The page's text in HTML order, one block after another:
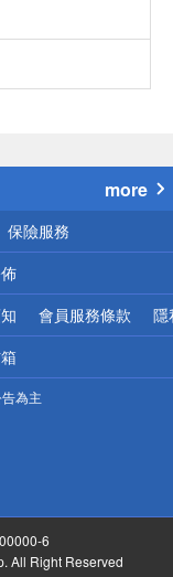
more
保險服務
會員服務條款 隱
為主
6
All Right Reserved